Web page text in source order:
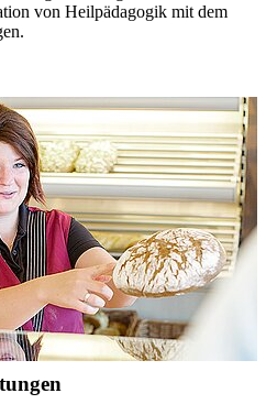
von Heilpädagogik mit dem